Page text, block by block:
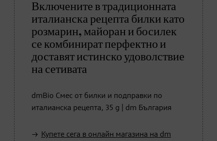
Включените в традиционната
италианска рецепта билки като
розмарин, майоран и босилек
се комбинират перфектно и
доставят истинско удоволствие
на сетивата
dmBio Смес от билки и подправки по
италианска рецепта, 35 g | dm България
Купете сега в онлайн магазина на dm